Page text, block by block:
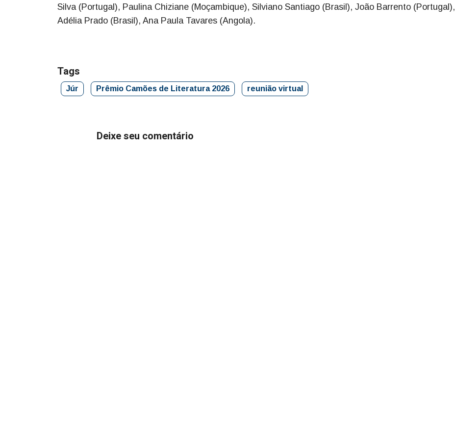
Silva (Portugal), Paulina Chiziane (Moçambique), Silviano Santiago (Brasil), João Barrento (Portugal),
Adélia Prado (Brasil), Ana Paula Tavares (Angola).
Tags
Júr Prêmio Camões de Literatura 2026 reunião virtual
Deixe seu comentário